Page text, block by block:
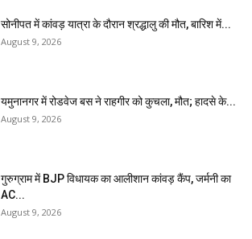
सोनीपत में कांवड़ यात्रा के दौरान श्रद्धालु की मौत, बारिश में...
August 9, 2026
यमुनानगर में रोडवेज बस ने राहगीर को कुचला, मौत; हादसे के...
August 9, 2026
गुरुग्राम में BJP विधायक का आलीशान कांवड़ कैंप, जर्मनी का
AC...
August 9, 2026